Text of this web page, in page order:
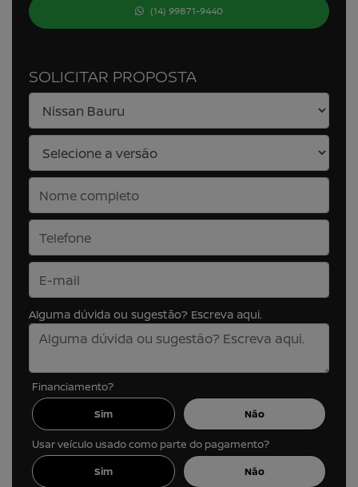
(14) 99871-9440
SOLICITAR PROPOSTA
Alguma dúvida ou sugestão? Escreva aqui.
Financiamento?
Sim Não
Usar veículo usado como parte do pagamento?
Sim Não